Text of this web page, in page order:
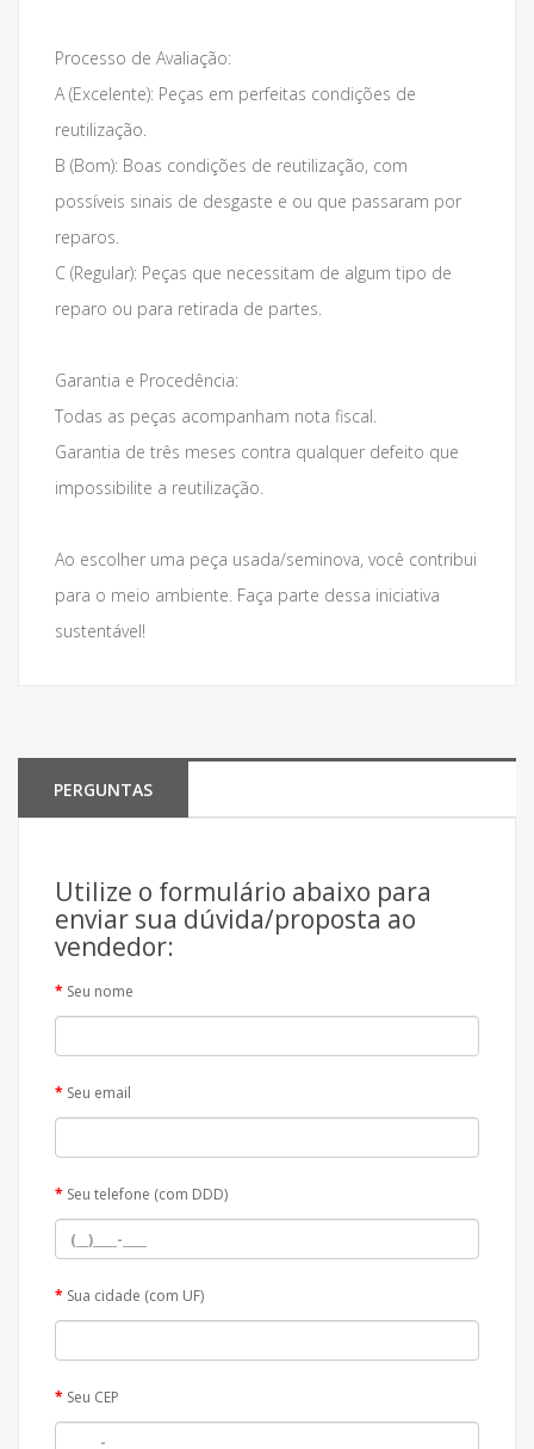
Processo de Avaliação:
A (Excelente): Peças em perfeitas condições de
reutilização.
B (Bom): Boas condições de reutilização, com
possíveis sinais de desgaste e ou que passaram por
reparos.
C (Regular): Peças que necessitam de algum tipo de
reparo ou para retirada de partes.
Garantia e Procedência:
Todas as peças acompanham nota fiscal.
Garantia de três meses contra qualquer defeito que
impossibilite a reutilização.
Ao escolher uma peça usada/seminova, você contribui
para o meio ambiente. Faça parte dessa iniciativa
sustentável!
PERGUNTAS
Utilize o formulário abaixo para
enviar sua dúvida/proposta ao
vendedor:
Seu nome
Seu email
Seu telefone (com DDD)
Sua cidade (com UF)
Seu CEP